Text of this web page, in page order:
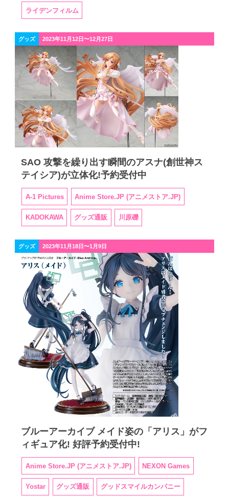
ライデンフィルム
グッズ 2023年11月12日〜12月27日
SAO 攻撃を繰り出す瞬間のアスナ(創世神ス
テイシア)が立体化!予約受付中
A-1 Pictures Anime Store.JP (アニメストア.JP)
KADOKAWA グッズ通販 川原礫
グッズ 2023年11月18日〜1月9日
ブルーアーカイブ メイド姿の「アリス」がフ
ィギュア化! 好評予約受付中!
Anime Store.JP (アニメストア.JP) NEXON Games
Yostar グッズ通販 グッドスマイルカンパニー